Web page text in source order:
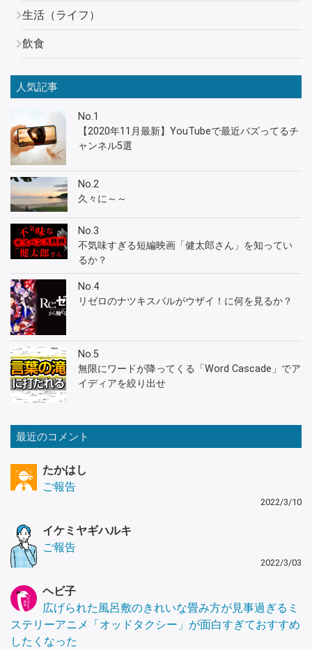
生活（ライフ）
飲食
人気記事
No.1
【2020年11月最新】YouTubeで最近バズってるチ
ャンネル5選
No.2
久々に～～
No.3
不気味すぎる短編映画「健太郎さん」を知ってい
るか？
No.4
リゼロのナツキスバルがウザイ！に何を見るか？
No.5
無限にワードが降ってくる「Word Cascade」でア
イディアを絞り出せ
最近のコメント
たかはし
ご報告
2022/3/10
イケミヤギハルキ
ご報告
2022/3/03
ヘビ子
広げられた風呂敷のきれいな畳み方が見事過ぎるミ
ステリーアニメ「オッドタクシー」が面白すぎておすすめ
したくなった